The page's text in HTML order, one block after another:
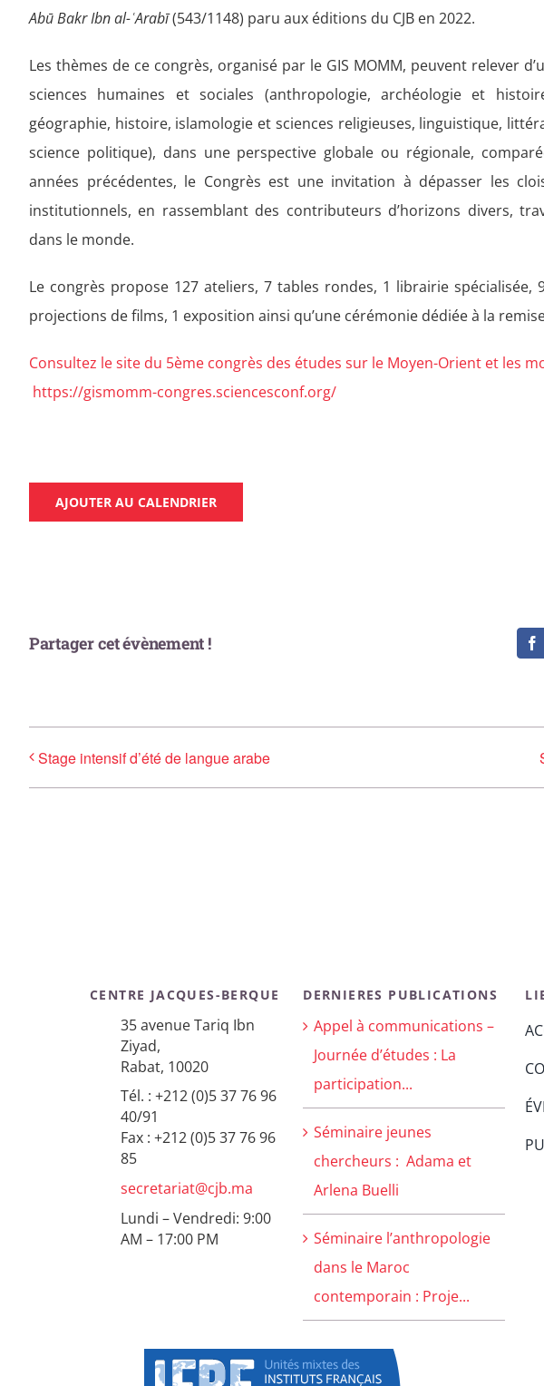
Abū Bakr Ibn al-ʿArabī(543/1148) paru aux éditions du CJB en 2022.
Les thèmes de ce congrès, organisé par le GIS MOMM, peuvent relever
sciences humaines et sociales (anthropologie, archéologie et
géographie, histoire, islamologie et sciences religieuses, linguistique,
science politique), dans une perspective globale ou régionale,
années précédentes, le Congrès est une invitation à dépasser les
institutionnels, en rassemblant des contributeurs d’horizons divers,
dans le monde.
Le congrès propose 127 ateliers, 7 tables rondes, 1 librairie spécialisée,
projections de films, 1 exposition ainsi qu’une cérémonie dédiée à la
Consultez le site du 5ème congrès des études sur le Moyen-Orient et les
https://gismomm-congres.sciencesconf.org/
AJOUTER AU CALENDRIER
Partager cet évènement !
Stage intensif d’été de langue arabe
CENTRE JACQUES-BERQUE
35 avenue Tariq Ibn
Ziyad,
Rabat, 10020
Tél. : +212 (0)5 37 76 96
40/91
Fax : +212 (0)5 37 76 96
85
secretariat@cjb.ma
Lundi – Vendredi: 9:00
AM – 17:00 PM
DERNIERES PUBLICATIONS
Appel à communications –
Journée d’études : La
participation...
Séminaire jeunes
chercheurs : Adama et
Arlena Buelli
Séminaire l’anthropologie
dans le Maroc
contemporain : Proje...